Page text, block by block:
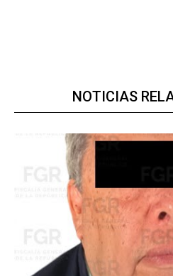
NOTICIAS